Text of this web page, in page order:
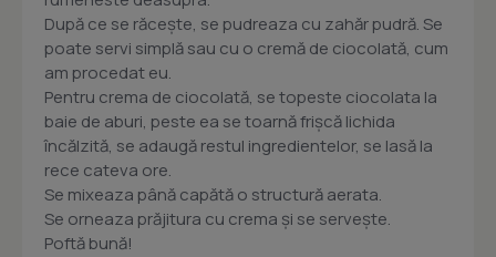
După ce se răcește, se pudreaza cu zahăr pudră. Se
poate servi simplă sau cu o cremă de ciocolată, cum
am procedat eu.
Pentru crema de ciocolată, se topeste ciocolata la
baie de aburi, peste ea se toarnă frișcă lichida
încălzită, se adaugă restul ingredientelor, se lasă la
rece cateva ore.
Se mixeaza până capătă o structură aerata.
Se orneaza prăjitura cu crema și se servește.
Poftă bună!